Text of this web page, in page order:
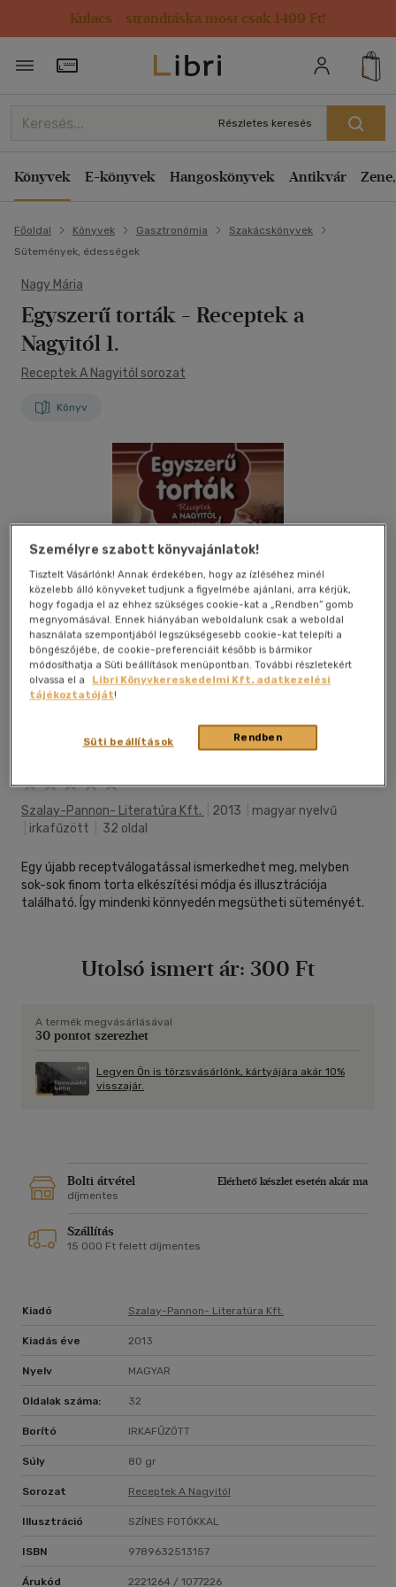
Kulacs / strandtáska most csak 1499 Ft!
Törzsvásárlói Kártya adatai
Részletes keresés
Könyvek E-könyvek Hangoskönyvek Antikvár
Főoldal Könyvek Gasztronómia
Szakácskönyvek
Sütemények, édességek
Nagy Mária
Egyszerű torták - Receptek a
Nagyitól 1.
Receptek A Nagyitól sorozat
Könyv
Kívánságlistához adom
Szalay-Pannon- Literatúra Kft. 2013
magyar nyelvű
irkafűzött 32 oldal
Egy újabb receptválogatással ismerkedhet meg, melyben
sok-sok finom torta elkészítési módja és illusztrációja
található. Így mindenki könnyedén megsütheti süteményét.
Utolsó ismert ár: 300 Ft
A termék megvásárlásával
30 pontot szerezhet
Legyen Ön is törzsvásárlónk, kártyájára akár 10%
visszajár.
Bolti átvétel
Elérhető készlet esetén akár ma
díjmentes
Szállítás
15 000 Ft felett díjmentes
Kiadó Szalay-Pannon- Literatúra Kft.
Kiadás éve 2013
Nyelv MAGYAR
Oldalak száma: 32
Borító IRKAFŰZÖTT
Súly 80 gr
Sorozat Receptek A Nagyitól
Illusztráció SZÍNES FOTÓKKAL
ISBN 9789632513157
Árukód 2221264 / 1077226
Személyre szabott könyvajánlatok!
Tisztelt Vásárlónk! Annak érdekében, hogy az ízléséhez minél
közelebb álló könyveket tudjunk a figyelmébe ajánlani, arra kérjük,
hogy fogadja el az ehhez szükséges cookie-kat a „Rendben” gomb
megnyomásával. Ennek hiányában weboldalunk csak a weboldal
használata szempontjából legszükségesebb cookie-kat telepíti a
böngészőjébe, de cookie-preferenciáit később is bármikor
módosíthatja a Süti beállítások menüpontban. További részletekért
olvassa el a
Libri Könyvkereskedelmi Kft. adatkezelési
tájékoztatóját!
Rendben
Süti beállítások